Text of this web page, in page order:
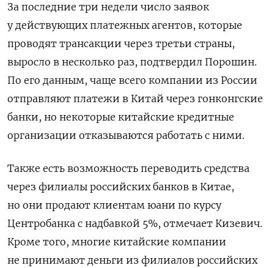
За последние три недели число заявок
у действующих платежных агентов, которые
проводят трансакции через третьи страны,
выросло в несколько раз, подтвердил Порошин.
По его данным, чаще всего компании из России
отправляют платежи в Китай через гонконгские
банки, но некоторые китайские кредитные
организации отказываются работать с ними.
Также есть возможность переводить средства
через филиалы российских банков в Китае,
но они продают клиентам юани по курсу
Центробанка с надбавкой 5%, отмечает Кизевич.
Кроме того, многие китайские компании
не принимают деньги из филиалов российских